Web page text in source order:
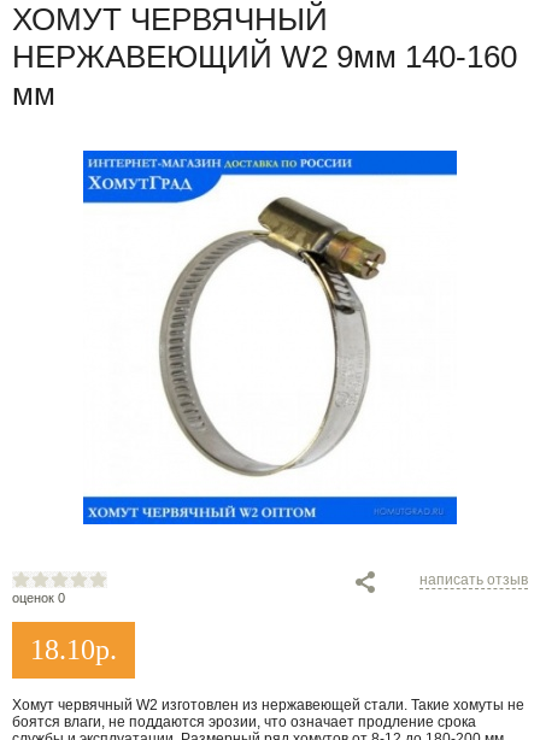
ХОМУТ ЧЕРВЯЧНЫЙ
НЕРЖАВЕЮЩИЙ W2 9мм 140-160
мм
оценок 0
написать отзыв
18.10р.
Хомут червячный W2 изготовлен из нержавеющей стали. Такие хомуты не
боятся влаги, не поддаются эрозии, что означает продление срока